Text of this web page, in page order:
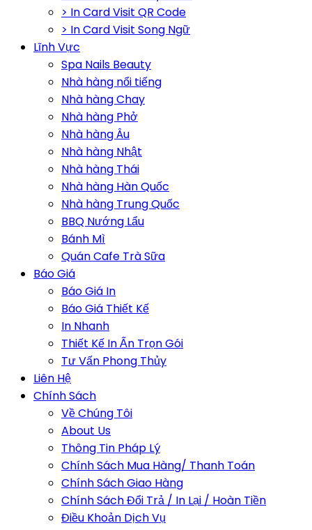
> In Card Visit QR Code
> In Card Visit Song Ngữ
Lĩnh Vực
Spa Nails Beauty
Nhà hàng nổi tiếng
Nhà hàng Chay
Nhà hàng Phở
Nhà hàng Âu
Nhà hàng Nhật
Nhà hàng Thái
Nhà hàng Hàn Quốc
Nhà hàng Trung Quốc
BBQ Nướng Lẩu
Bánh Mì
Quán Cafe Trà Sữa
Báo Giá
Báo Giá In
Báo Giá Thiết Kế
In Nhanh
Thiết Kế In Ấn Trọn Gói
Tư Vấn Phong Thủy
Liên Hệ
Chính Sách
Về Chúng Tôi
About Us
Thông Tin Pháp Lý
Chính Sách Mua Hàng/ Thanh Toán
Chính Sách Giao Hàng
Chính Sách Đổi Trả / In Lại / Hoàn Tiền
Điều Khoản Dịch Vụ